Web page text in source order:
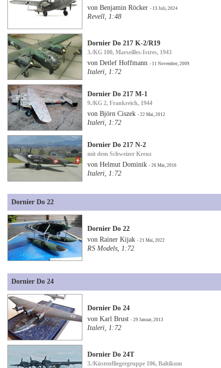
von Benjamin Röcker- 13 Juli, 2024
Revell, 1:48
Dornier Do 217 K-2/R19
3./KG 100, Marseilles-Istres, 1943
von Detlef Hoffmann- 11 November, 2009
Italeri, 1:72
Dornier Do 217 M-1
9./KG 2, Frankreich, 1944
von Björn Ciszek- 22 Mai, 2012
Italeri, 1:72
Dornier Do 217 N-2
mit dem Schweizer Kreuz
von Helmut Dominik- 26 Mai, 2016
Italeri, 1:72
Dornier Do 22
Dornier Do 22
von Rainer Kijak- 21 Mai, 2022
RS Models, 1:72
Dornier Do 24
Dornier Do 24
von Karl Brust- 29 Januar, 2013
Italeri, 1:72
Dornier Do 24T
3./Küstenfliegergruppe 106, Baltikum